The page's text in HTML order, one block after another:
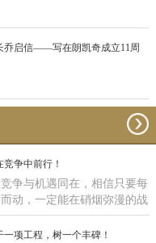
乔启信——写在朗凯奇成立11周
争中前行！
争与机遇同在，相信只要每
动，一定能在硝烟弥漫的战
羊防水：一直在竞争中前
项工程，树一个丰碑！